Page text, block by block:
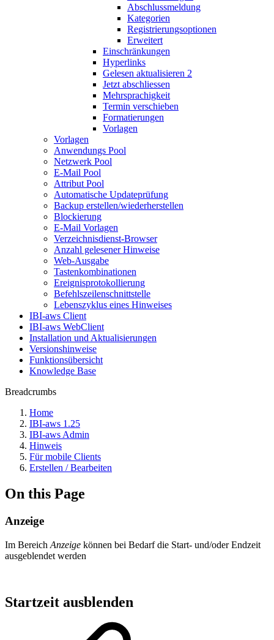
Abschlussmeldung
Kategorien
Registrierungsoptionen
Erweitert
Einschränkungen
Hyperlinks
Gelesen aktualisieren 2
Jetzt abschliessen
Mehrsprachigkeit
Termin verschieben
Formatierungen
Vorlagen
Vorlagen
Anwendungs Pool
Netzwerk Pool
E-Mail Pool
Attribut Pool
Automatische Updateprüfung
Backup erstellen/wiederherstellen
Blockierung
E-Mail Vorlagen
Verzeichnisdienst-Browser
Anzahl gelesener Hinweise
Web-Ausgabe
Tastenkombinationen
Ereignisprotokollierung
Befehlszeilenschnittstelle
Lebenszyklus eines Hinweises
IBI-aws Client
IBI-aws WebClient
Installation und Aktualisierungen
Versionshinweise
Funktionsübersicht
Knowledge Base
Breadcrumbs
Home
IBI-aws 1.25
IBI-aws Admin
Hinweis
Für mobile Clients
Erstellen / Bearbeiten
On this Page
Anzeige
Im Bereich Anzeige können bei Bedarf die Start- und/oder Endzeit
ausgeblendet werden
Startzeit ausblenden